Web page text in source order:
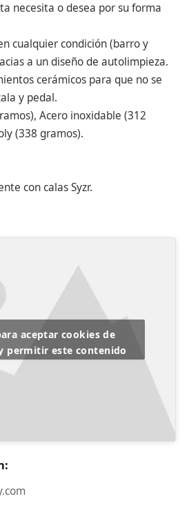
necesita o desea por su forma
cualquier condición (barro y
a un diseño de autolimpieza.
cerámicos para que no se
y pedal.
Acero inoxidable (312
(338 gramos).
con calas Syzr.
aceptar cookies de
permitir este contenido